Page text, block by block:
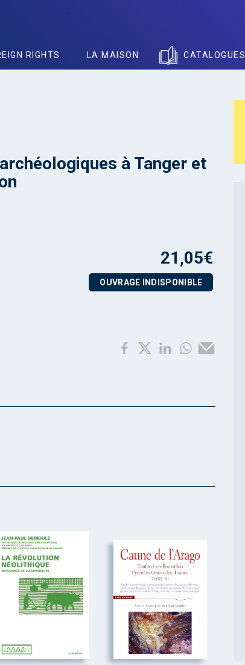
RIGHTS LA MAISON CATALOGUES
à Tanger et
21,05€
OUVRAGE INDISPONIBLE